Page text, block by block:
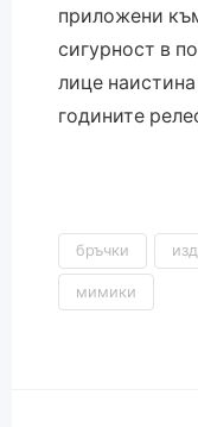
приложени
сигурност в
лице
годините
бръчки
мимики